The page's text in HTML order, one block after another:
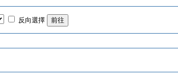
反向選擇